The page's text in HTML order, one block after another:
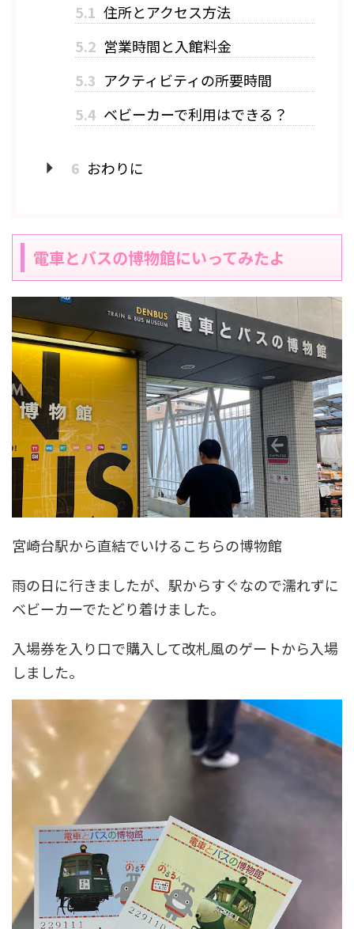
5.1 住所とアクセス方法
5.2 営業時間と入館料金
5.3 アクティビティの所要時間
5.4 ベビーカーで利用はできる？
6 おわりに
電車とバスの博物館にいってみたよ
宮崎台駅から直結でいけるこちらの博物館
雨の日に行きましたが、駅からすぐなので濡れずに
ベビーカーでたどり着けました。
入場券を入り口で購入して改札風のゲートから入場
しました。